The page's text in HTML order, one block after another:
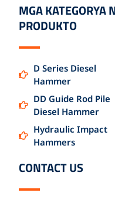
MGA KATEGORYA
PRODUKTO
D Series Diesel
Hammer
DD Guide Rod Pile
Diesel Hammer
Hydraulic Impact
Hammers
CONTACT US